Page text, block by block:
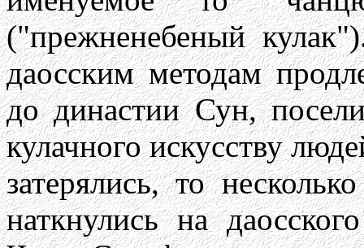
("прежненебеный
даосским методам
до династии Сун,
кулачного искусству
затерялись, то
наткнулись на